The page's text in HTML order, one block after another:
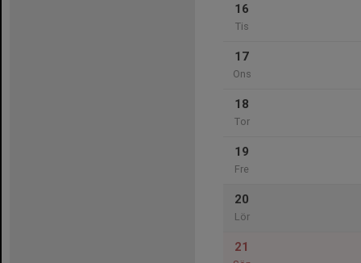
16
Tis
17
Ons
18
Tor
19
Fre
20
Lör
21